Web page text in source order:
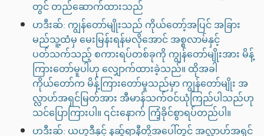
တွင် တည်ဆောက်ထားသည်
ဟဒီးဆ်: ကျွန်တော်မျိုးသည် ကိုယ်တော့်အပြင် အခြား
မည်သူ့ထံမှ မေးမြန်းရန်မလိုအောင် အစ္စလာမ်နှင့်
ပတ်သက်သည့် စကားရပ်တစ်ခုကို ကျွန်တော်မျိုးအား မိန့်
ကြားတော်မူပါဟု လျှောက်ထားခဲ့သည်။ ထိုအခါ
ကိုယ်တော်က မိန့်ကြားတော်မူသည်မှာ ကျွန်တော်မျိုး အ
လ္လာဟ်အရှင်မြတ်အား အီမာန်သက်ဝင်ယုံကြည်ပါသည်ဟု
သင်ပြောကြားပါ။ ၎င်းနောက် ကြံ့ခိုင်စွာရပ်တည်ပါ။
ဟဒီးဆ်: ယဟူဒီနှင့် နဆွ်ရာနီတို့အပေါ်တွင် အလ္လာဟ်အရှင်